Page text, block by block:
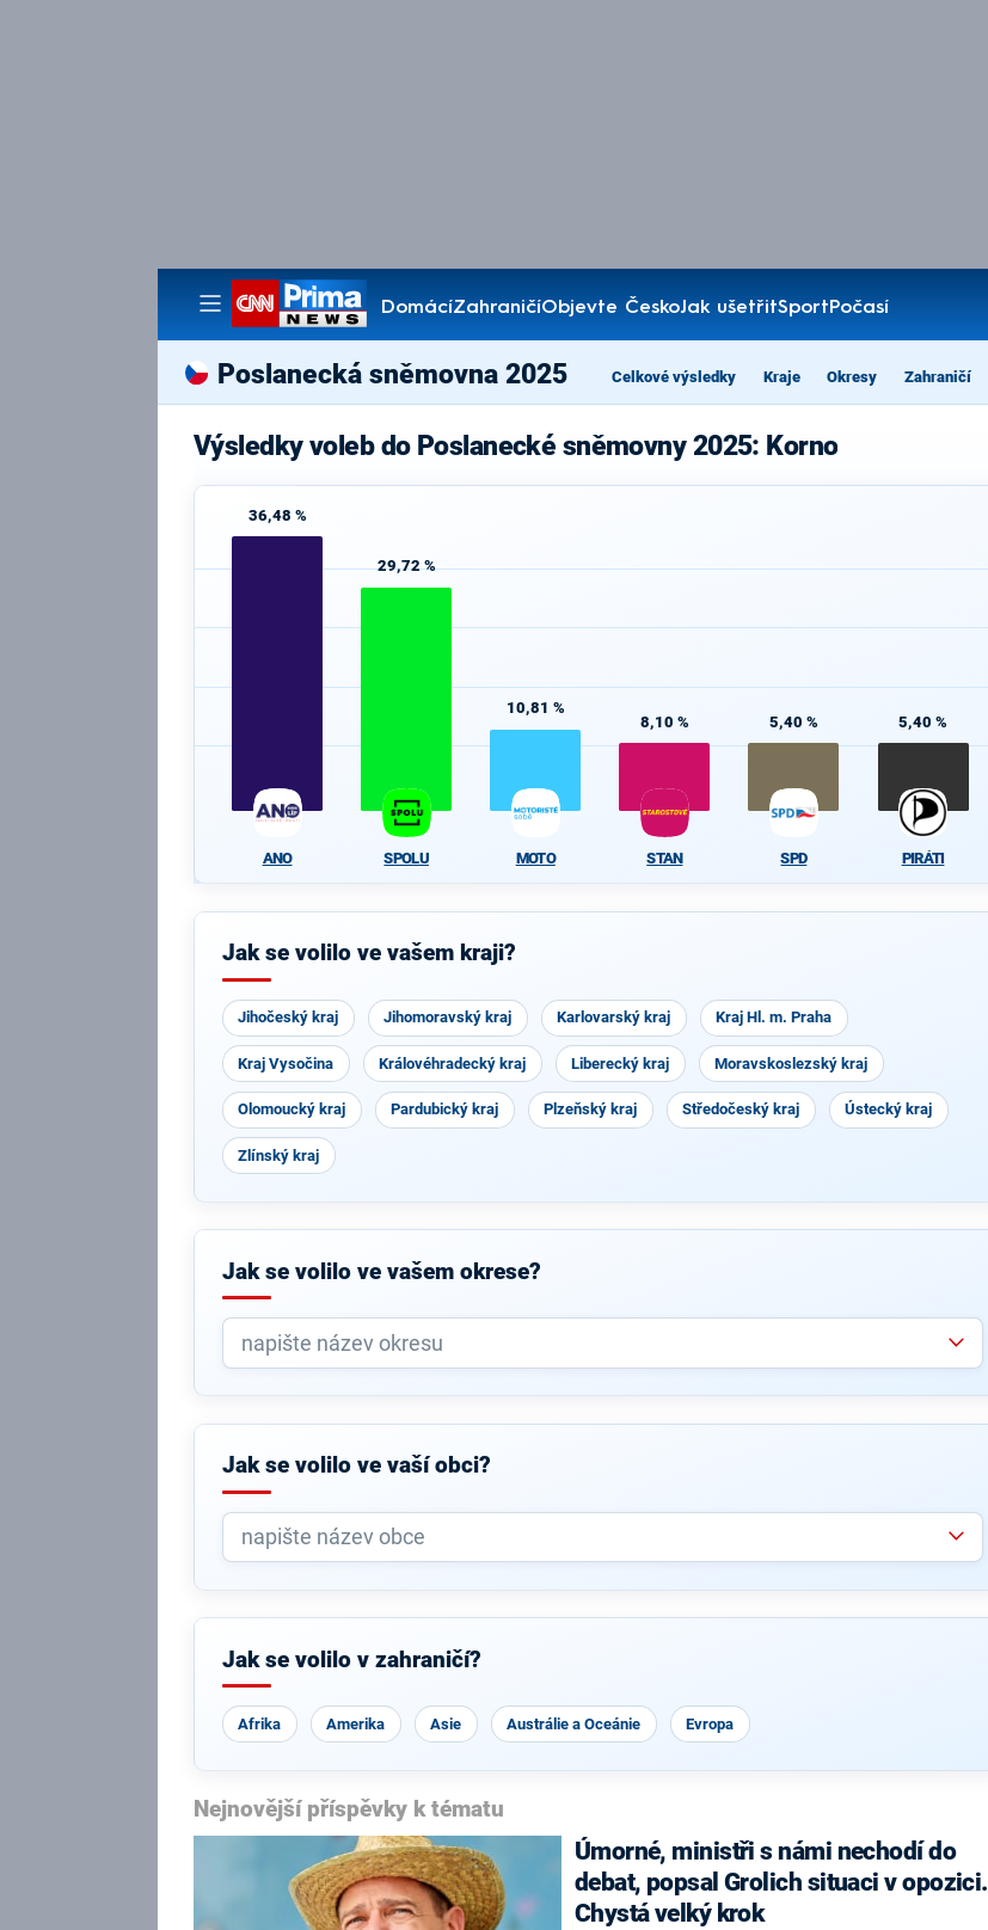
DomácíZahraničíObjevte ČeskoJak ušetřitSportPočasí
Pořady
Poslanecká sněmovna 2025 Celkové výsledky Kraje Okresy Zahraničí
Výsledky voleb do Poslanecké sněmovny 2025: Korno
36,48 %
ANO
29,72 %
SPOLU
10,81 %
MOTO
8,10 %
STAN
5,40 %
SPD
5,40 %
PIRÁTI
Jak se volilo ve vašem kraji?
Jihočeský kraj Jihomoravský kraj Karlovarský kraj Kraj Hl. m. Praha
Kraj Vysočina Královéhradecký kraj Liberecký kraj Moravskoslezský kraj
Olomoucký kraj Pardubický kraj Plzeňský kraj Středočeský kraj Ústecký kraj
Zlínský kraj
Jak se volilo ve vašem okrese?
Jak se volilo ve vaší obci?
Jak se volilo v zahraničí?
Afrika Amerika Asie Austrálie a Oceánie Evropa
Nejnovější příspěvky k tématu
Úmorné, ministři s námi nechodí do
debat, popsal Grolich situaci v opozici.
Chystá velký krok